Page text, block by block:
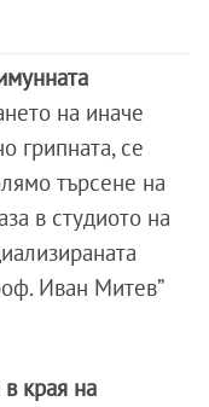
на иначе
грипната, се
търсене на
в студиото на
Иван Митев”
края на